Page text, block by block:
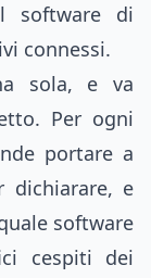
software di
connessi.
sola, e va
Per ogni
portare a
dichiarare, e
software
cespiti dei